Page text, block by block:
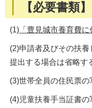
【必要書類】
(1) 「豊見城市養育費
(2)申請者及びその扶
提出する場合は省略す
(3)世帯全員の住民票の
(4)児童扶養手当証書の